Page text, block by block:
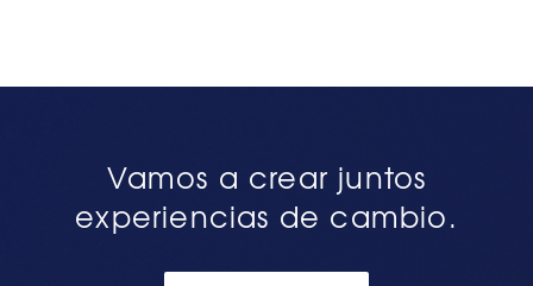
Vamos a crear juntos
experiencias de cambio.